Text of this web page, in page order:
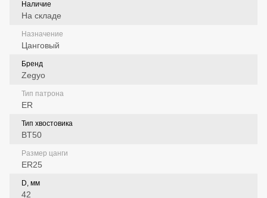
Наличие
На складе
Назначение
Цанговый
Бренд
Zegyo
Тип патрона
ER
Тип хвостовика
BT50
Размер цанги
ER25
D, мм
42